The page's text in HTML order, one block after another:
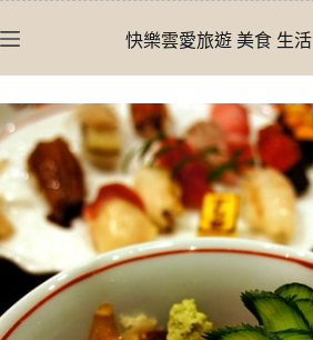
至
內
容
快樂雲愛旅遊 美食 生活